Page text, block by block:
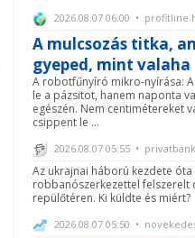
2026.08.07 06:00 •
A mulcsozás titka,
gyeped, mint valaha
A robotfűnyíró mikro-nyírása:
le a pázsitot, hanem naponta
egészén. Nem centimétereket
csippent le ...
2026.08.07 05:55 •
Az ukrajnai háború kezdete
robbanószerkezettel felszerelt
repülőtéren. Ki küldte és miért?
2026.08.07 05:50 •